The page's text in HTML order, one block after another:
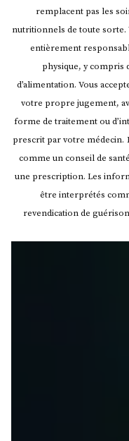
remplacent pas les
nutritionnels de toute sorte.
entièrement
physique, y compris
d’alimentation. Vous
votre propre jugement,
forme de traitement ou
prescrit par votre médecin.
comme un conseil de
une prescription. Les
être interprétés
revendication de